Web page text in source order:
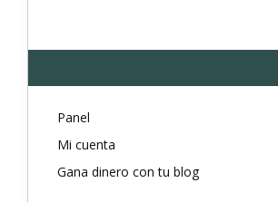
Panel
Mi cuenta
Gana dinero con tu blog